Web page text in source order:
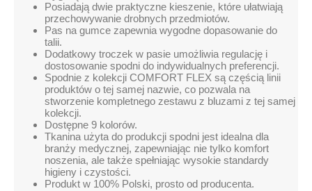
Posiadają dwie praktyczne kieszenie, które ułatwiają
przechowywanie drobnych przedmiotów.
Pas na gumce zapewnia wygodne dopasowanie do
talii.
Dodatkowy troczek w pasie umożliwia regulację i
dostosowanie spodni do indywidualnych preferencji.
Spodnie z kolekcji COMFORT FLEX są częścią linii
produktów o tej samej nazwie, co pozwala na
stworzenie kompletnego zestawu z bluzami z tej samej
kolekcji.
Dostępne 9 kolorów.
Tkanina użyta do produkcji spodni jest idealna dla
branży medycznej, zapewniając nie tylko komfort
noszenia, ale także spełniając wysokie standardy
higieny i czystości.
Produkt w 100% Polski, prosto od producenta.